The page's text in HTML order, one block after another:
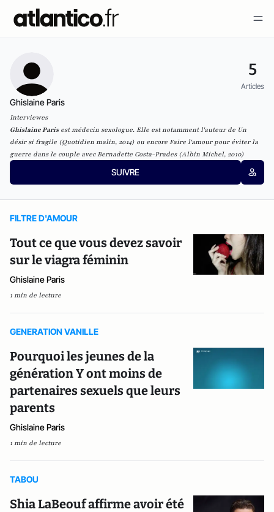
5
Articles
Ghislaine Paris
Interviewes
Ghislaine Parisest médecin sexologue. Elle est notamment l'auteur de Un
désir si fragile (Quotidien malin, 2014) ou encore Faire l'amour pour éviter la
guerre dans le couple avec Bernadette Costa-Prades (Albin Michel, 2010)
SUIVRE
FILTRE D'AMOUR
Tout ce que vous devez savoir
sur le viagra féminin
Ghislaine Paris
1 min de lecture
GENERATION VANILLE
Pourquoi les jeunes de la
génération Y ont moins de
partenaires sexuels que leurs
parents
Ghislaine Paris
1 min de lecture
TABOU
Shia LaBeouf affirme avoir été